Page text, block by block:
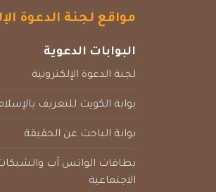
مواقع لجنة الدعوة
البوابات الدعوية
لجنة الدعوة الإلكترونية
بوابة الكويت للتعريف
بوابة الباحث عن الحقيقة
بطاقات الواتس آب
الاجتماعية